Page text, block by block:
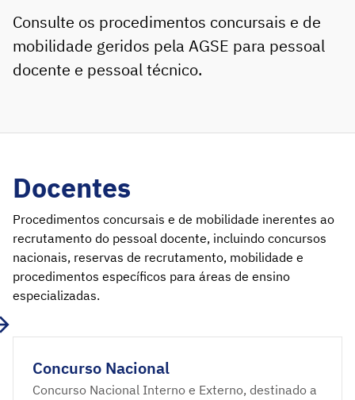
Consulte os procedimentos concursais e de
mobilidade geridos pela AGSE para pessoal
docente e pessoal técnico.
Docentes
Procedimentos concursais e de mobilidade inerentes ao
recrutamento do pessoal docente, incluindo concursos
nacionais, reservas de recrutamento, mobilidade e
procedimentos específicos para áreas de ensino
especializadas.
Concurso Nacional
Concurso Nacional Interno e Externo, destinado a